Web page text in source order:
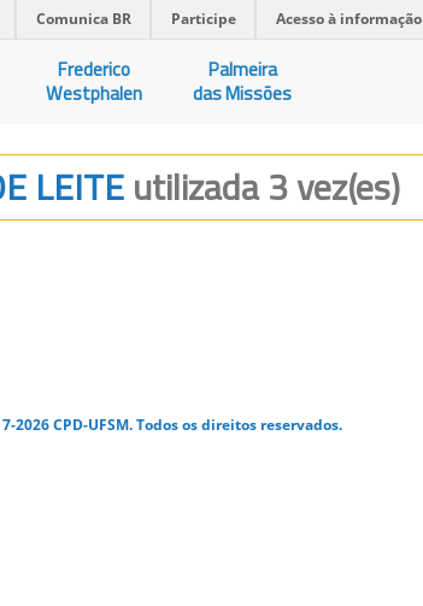
Comunica BR Participe Acesso à informação
Frederico
Westphalen
Palmeira
das Missões
LEITEutilizada 3 vez(es)
2026 CPD-UFSM. Todos os direitos reservados.